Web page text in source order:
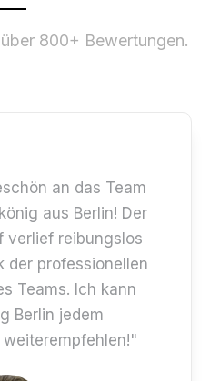
800+ Bewertungen.
an das Team
aus Berlin! Der
verlief reibungslos
der professionellen
Teams. Ich kann
Berlin jedem